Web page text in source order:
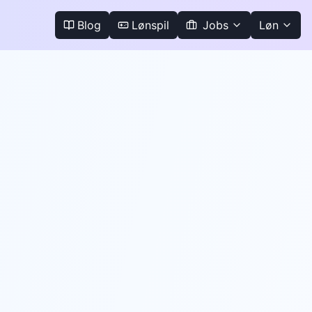
Blog Lønspil Jobs Løn